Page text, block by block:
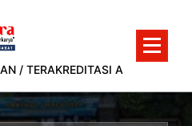
/ TERAKREDITASI A